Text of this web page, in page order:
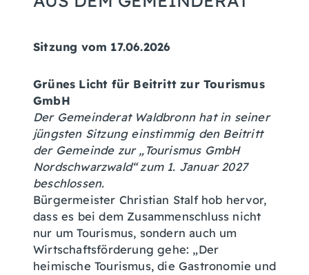
Sitzung vom 17.06.2026
Grünes Licht für Beitritt zur Tourismus
GmbH
Der Gemeinderat Waldbronn hat in seiner
jüngsten Sitzung einstimmig den Beitritt
der Gemeinde zur „Tourismus GmbH
Nordschwarzwald“ zum 1. Januar 2027
beschlossen.
Bürgermeister Christian Stalf hob hervor,
dass es bei dem Zusammenschluss nicht
nur um Tourismus, sondern auch um
Wirtschaftsförderung gehe: „Der
heimische Tourismus, die Gastronomie und